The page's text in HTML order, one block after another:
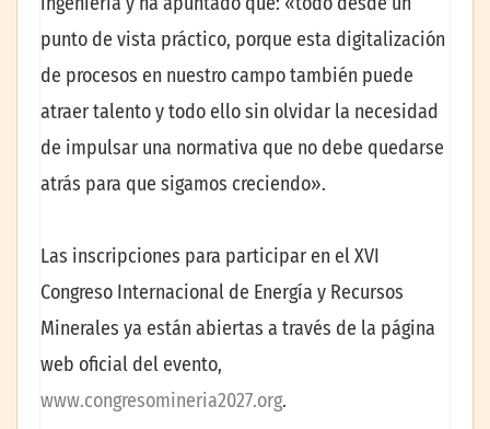
punto de vista práctico, porque esta digitalización
de procesos en nuestro campo también puede
atraer talento y todo ello sin olvidar la necesidad
de impulsar una normativa que no debe quedarse
atrás para que sigamos creciendo».
Las inscripciones para participar en el XVI
Congreso Internacional de Energía y Recursos
Minerales ya están abiertas a través de la página
web oficial del evento,
www.congresomineria2027.org.